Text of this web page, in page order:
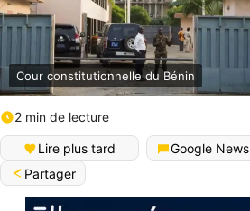
Cour constitutionnelle du Bénin
2 min de lecture
Lire plus tard Google News
Partager